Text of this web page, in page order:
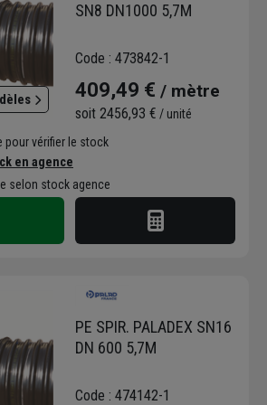
pour la
de pose.
principales,
inclut des produits
compléter vos
routier PALADRAIN
spiralé renforcé acier,
et l'évacuation
de ruissellement et
les infrastructures
les
accessoires
tubes annelés, assurant
l'ensemble de votre
SN8 DN1000 5,7M
Code : 473842-1
409,49 € / mètre
soit 2456,93 € / unité
pour vérifier le stock
en agence
selon stock agence
PE SPIR. PALADEX SN16
DN 600 5,7M
Code : 474142-1